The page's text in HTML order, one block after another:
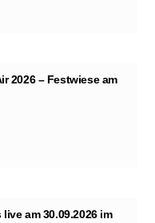
2026 – Festwiese am
am 30.09.2026 im